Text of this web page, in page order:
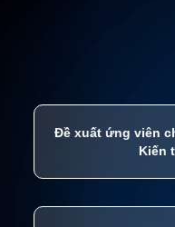
Đề xuất ứng viên
Kiến